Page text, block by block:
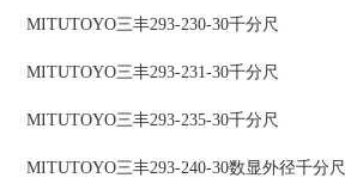
MITUTOYO三丰293-230-30千分尺
MITUTOYO三丰293-231-30千分尺
MITUTOYO三丰293-235-30千分尺
MITUTOYO三丰293-240-30数显外径千分尺